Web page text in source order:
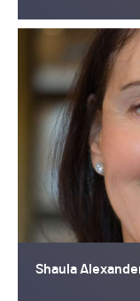
Shaula